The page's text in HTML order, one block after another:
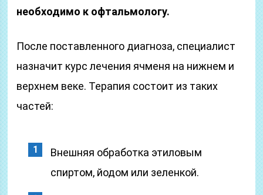
необходимо к офтальмологу.
После поставленного диагноза, специалист
назначит курс лечения ячменя на нижнем и
верхнем веке. Терапия состоит из таких
частей:
Внешняя обработка этиловым
спиртом, йодом или зеленкой.